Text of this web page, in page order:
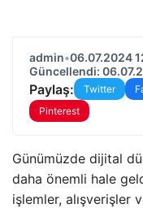
admin•06.07.2024
Güncellendi:
Paylaş: Twitter
Pinterest
Günümüzde dijital
daha önemli hale
işlemler, alışverişler